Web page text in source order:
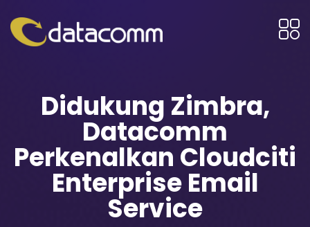
Didukung Zimbra,
Datacomm
Perkenalkan Cloudciti
Enterprise Email
Service